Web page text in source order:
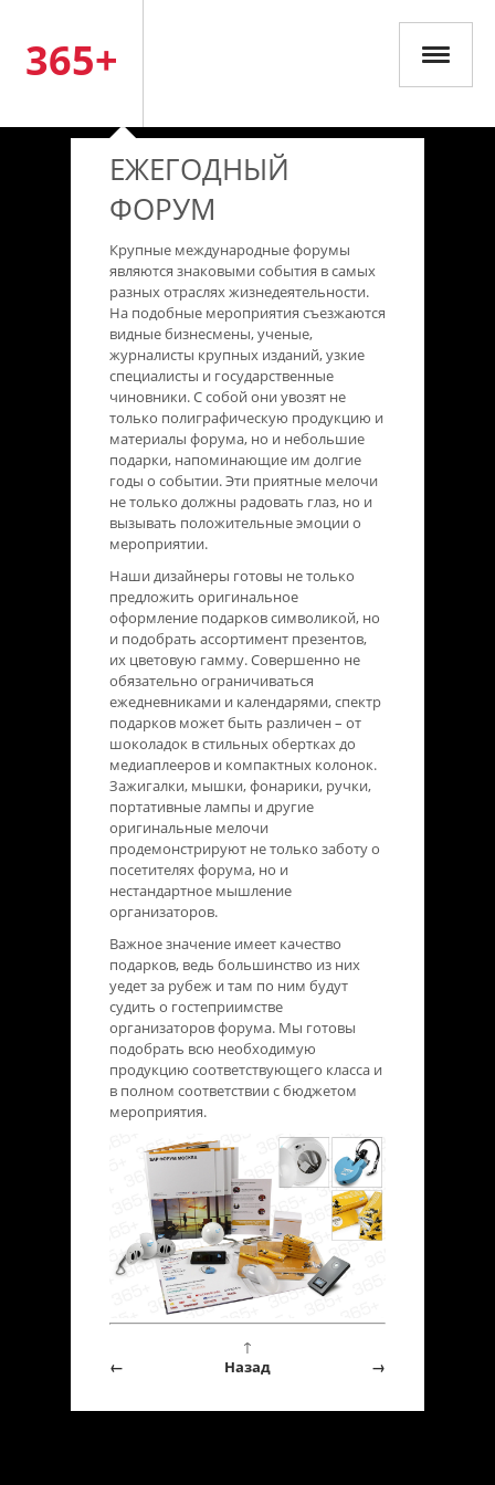
365+
ЕЖЕГОДНЫЙ
ФОРУМ
Крупные международные форумы
являются знаковыми события в самых
разных отраслях жизнедеятельности.
На подобные мероприятия съезжаются
видные бизнесмены, ученые,
журналисты крупных изданий, узкие
специалисты и государственные
чиновники. С собой они увозят не
только полиграфическую продукцию и
материалы форума, но и небольшие
подарки, напоминающие им долгие
годы о событии. Эти приятные мелочи
не только должны радовать глаз, но и
вызывать положительные эмоции о
мероприятии.
Наши дизайнеры готовы не только
предложить оригинальное
оформление подарков символикой, но
и подобрать ассортимент презентов,
их цветовую гамму. Совершенно не
обязательно ограничиваться
ежедневниками и календарями, спектр
подарков может быть различен – от
шоколадок в стильных обертках до
медиаплееров и компактных колонок.
Зажигалки, мышки, фонарики, ручки,
портативные лампы и другие
оригинальные мелочи
продемонстрируют не только заботу о
посетителях форума, но и
нестандартное мышление
организаторов.
Важное значение имеет качество
подарков, ведь большинство из них
уедет за рубеж и там по ним будут
судить о гостеприимстве
организаторов форума. Мы готовы
подобрать всю необходимую
продукцию соответствующего класса и
в полном соответствии с бюджетом
мероприятия.
←
↑
Назад
→